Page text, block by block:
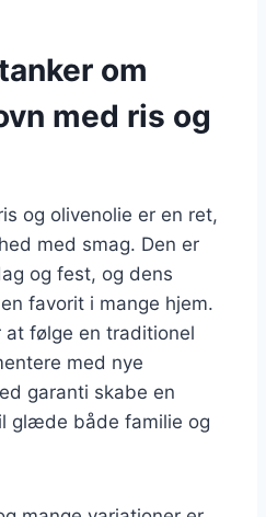
om
med ris og
og olivenolie er en ret,
med smag. Den er
og fest, og dens
favorit i mange hjem.
følge en traditionel
med nye
garanti skabe en
glæde både familie og